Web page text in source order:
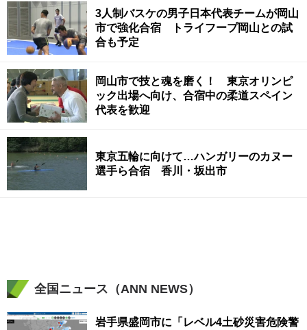
3人制バスケの男子日本代表チームが岡山
市で強化合宿 トライフープ岡山との試
合も予定
岡山市で技と魂を磨く！ 東京オリンピ
ック出場へ向け、合宿中の柔道スペイン
代表を歓迎
東京五輪に向けて…ハンガリーのカヌー
選手ら合宿 香川・坂出市
全国ニュース（ANN NEWS）
岩手県盛岡市に「レベル4土砂災害危険警